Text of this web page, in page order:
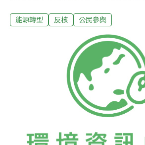
議題，應追求「非核全球／國際」。
聯，遏止核電、核武發展。然而，面
著的複雜政商關係，民間反核力量該
婦、媽媽力量 喚醒民眾省思核電風險
金會常務監事陳曼麗女士，分享主婦
後發起的積極作為。主要透過學校教
監管輻射食品3方向著手。學校教育部
遇上核災時如何應變，讓自己在第一
發「公民輻射量測地圖」，推廣民眾
能源轉型 反核 公民參與